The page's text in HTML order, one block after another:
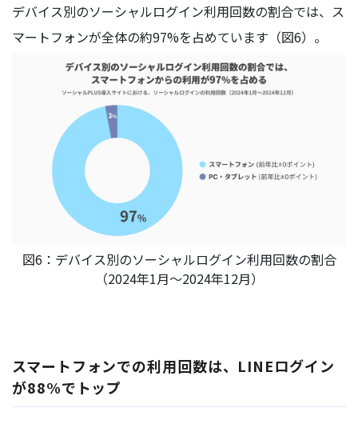
デバイス別のソーシャルログイン利用回数の割合では、ス
マートフォンが全体の約97%を占めています（図6）。
図6：デバイス別のソーシャルログイン利用回数の割合
（2024年1月～2024年12月）
スマートフォンでの利用回数は、LINEログイン
が88%でトップ